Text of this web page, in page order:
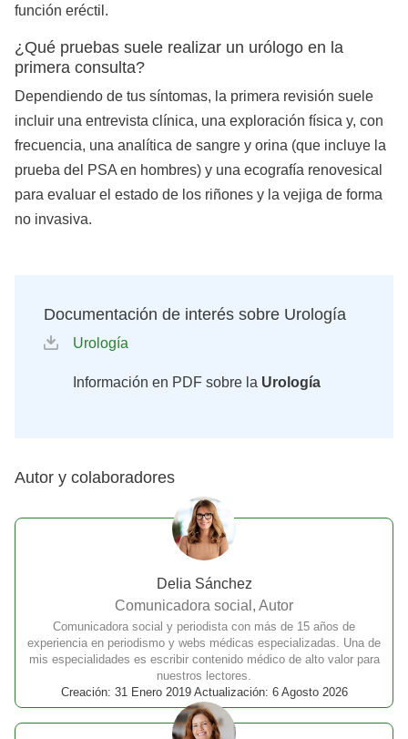
función eréctil.
¿Qué pruebas suele realizar un urólogo en la
primera consulta?
Dependiendo de tus síntomas, la primera revisión suele
incluir una entrevista clínica, una exploración física y, con
frecuencia, una analítica de sangre y orina (que incluye la
prueba del PSA en hombres) y una ecografía renovesical
para evaluar el estado de los riñones y la vejiga de forma
no invasiva.
Documentación de interés sobre Urología
Urología
Información en PDF sobre la Urología
Autor y colaboradores
Delia Sánchez
Comunicadora social, Autor
Comunicadora social y periodista con más de 15 años de
experiencia en periodismo y webs médicas especializadas. Una de
mis especialidades es escribir contenido médico de alto valor para
nuestros lectores.
Creación: 31 Enero 2019 Actualización: 6 Agosto 2026